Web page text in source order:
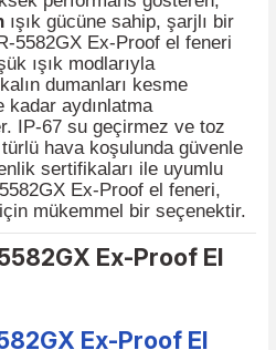
Işık
Ex-Proof El Feneri, zorlu
performans gösteren,
ışık gücüne sahip, şarjlı
5582GX Ex-Proof el
ışık modlarıyla
kalın dumanları kesme
kadar aydınlatma
IP-67 su geçirmez ve toz
türlü hava koşulunda
sertifikaları ile uyumlu
için mükemmel bir